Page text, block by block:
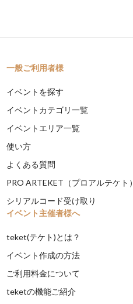
一般ご利用者様
イベントを探す
イベントカテゴリ一覧
イベントエリア一覧
使い方
よくある質問
PRO ARTEKET（プロアルテケト）
シリアルコード受け取り
イベント主催者様へ
teket(テケト)とは？
イベント作成の方法
ご利用料金について
teketの機能ご紹介